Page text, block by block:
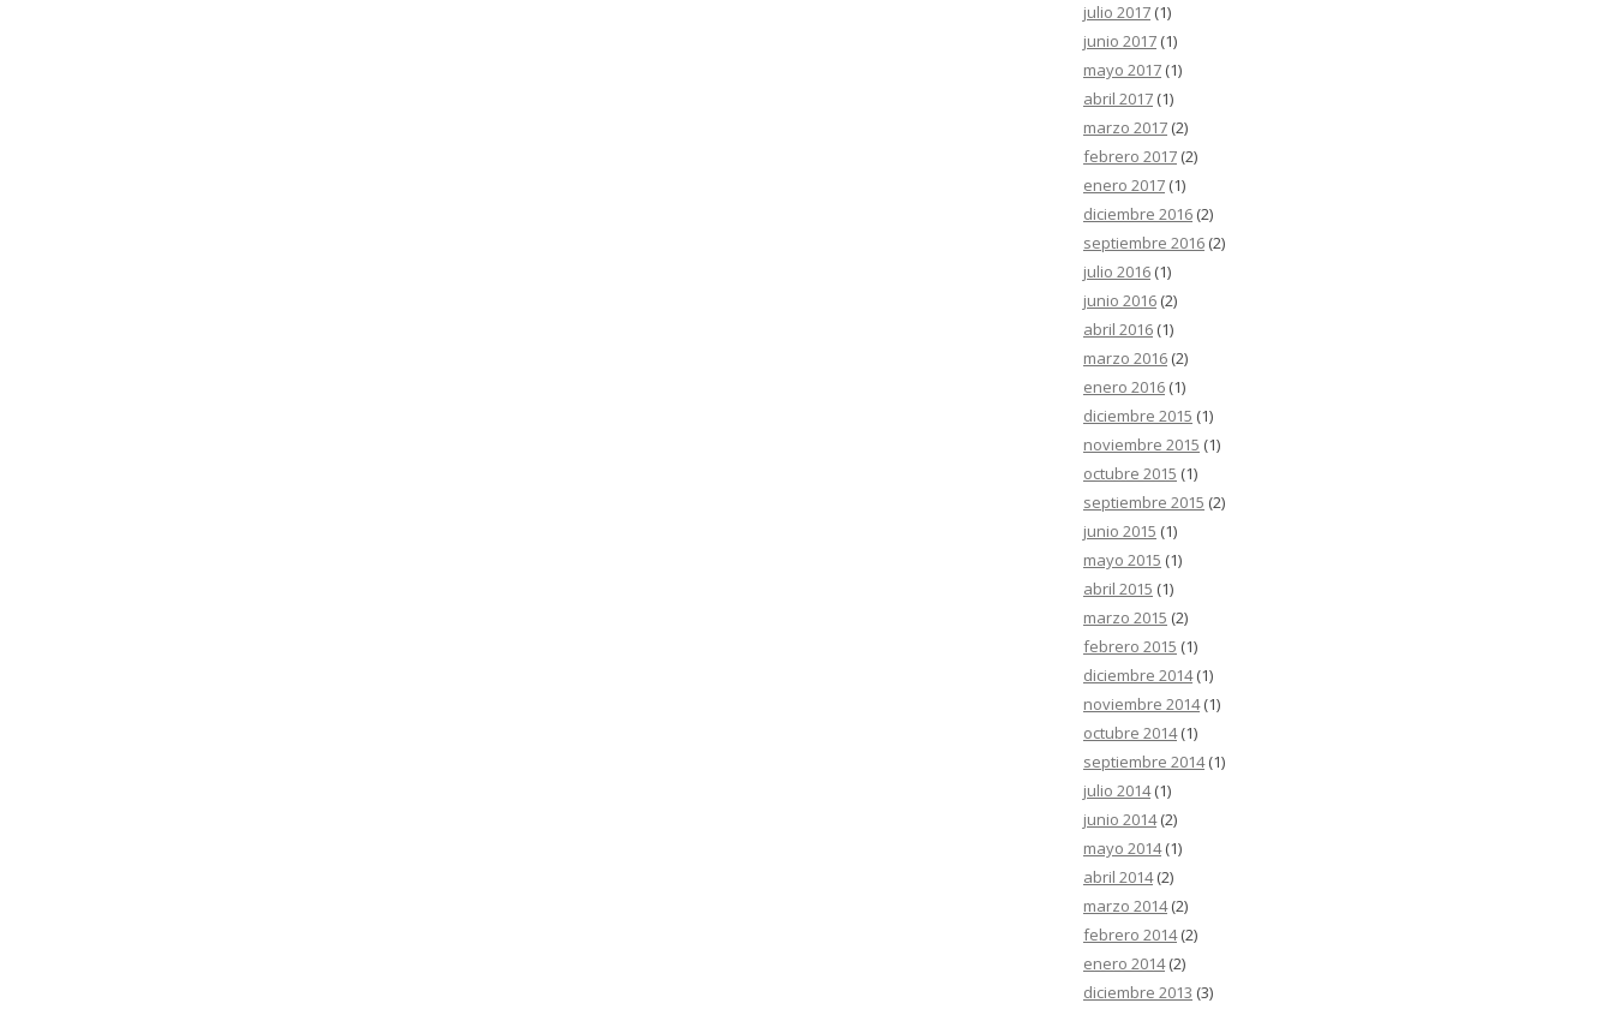
julio 2017 (1)
junio 2017 (1)
mayo 2017 (1)
abril 2017 (1)
marzo 2017 (2)
febrero 2017 (2)
enero 2017 (1)
diciembre 2016 (2)
septiembre 2016 (2)
julio 2016 (1)
junio 2016 (2)
abril 2016 (1)
marzo 2016 (2)
enero 2016 (1)
diciembre 2015 (1)
noviembre 2015 (1)
octubre 2015 (1)
septiembre 2015 (2)
junio 2015 (1)
mayo 2015 (1)
abril 2015 (1)
marzo 2015 (2)
febrero 2015 (1)
diciembre 2014(1)
noviembre 2014(1)
octubre 2014(1)
septiembre 2014(1)
julio 2014(1)
junio 2014(2)
mayo 2014(1)
abril 2014(2)
marzo 2014(2)
febrero 2014(2)
enero 2014(2)
diciembre 2013 (3)